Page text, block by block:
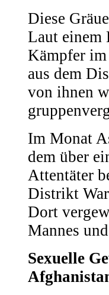
Diese
Laut einem
Kämpfer
aus dem
von ihnen
Im Monat
dem über
Attentäter
Distrikt
Dort
Mannes
Sexuelle